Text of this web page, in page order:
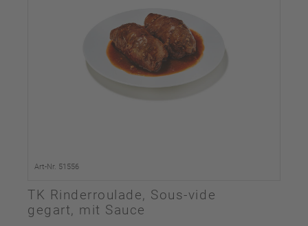
Art-Nr. 51556
TK Rinderroulade, Sous-vide
gegart, mit Sauce